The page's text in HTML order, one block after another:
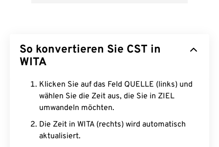
So konvertieren Sie CST in
WITA
Klicken Sie auf das Feld QUELLE (links) und
wählen Sie die Zeit aus, die Sie in ZIEL
umwandeln möchten.
Die Zeit in WITA (rechts) wird automatisch
aktualisiert.